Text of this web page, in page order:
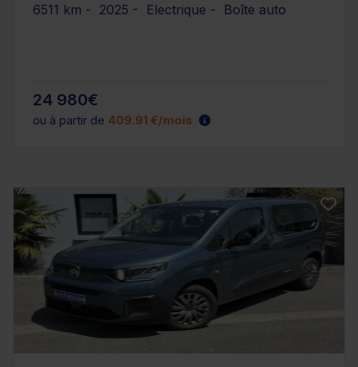
6511 km - 2025 - Electrique - Boîte auto
24 980€
ou à partir de 409.91 €/mois